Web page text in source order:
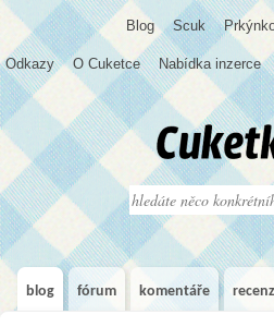
Blog Scuk
Odkazy O Cuketce Nabídka inzerce
blog fórum komentáře